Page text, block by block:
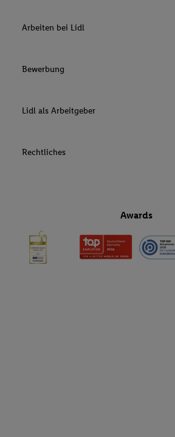
Arbeiten bei Lidl
Bewerbung
Lidl als Arbeitgeber
Rechtliches
Awards